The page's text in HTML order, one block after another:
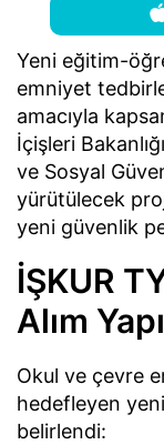
Yeni eğitim-
emniyet
amacıyla
İçişleri
ve Sosyal
yürütülecek
yeni güvenlik
İŞKUR
Alım
Okul ve çevre
hedefleyen
belirlendi: